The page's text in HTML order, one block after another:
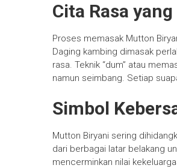
Cita Rasa
Proses memasak Mutton
Daging kambing dimasak
rasa. Teknik “dum” atau
namun seimbang. Setiap
Simbol
Mutton Biryani sering
dari berbagai latar belakang
mencerminkan nilai